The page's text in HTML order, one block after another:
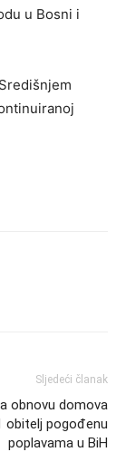
u Bosni i
Sljedeći članak
obnovu domova
obitelj pogođenu
poplavama u BiH